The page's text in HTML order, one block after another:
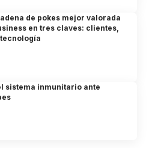
de pokes mejor valorada
en tres claves: clientes,
sistema inmunitario ante